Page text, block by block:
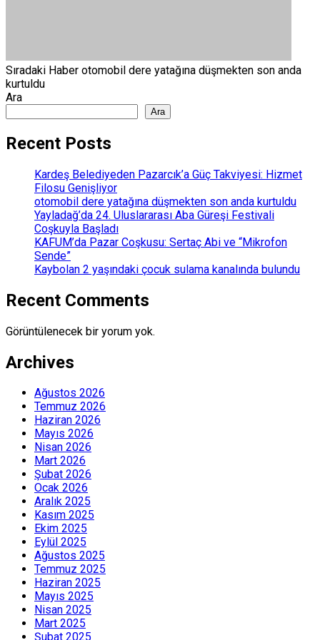
Sıradaki Haber otomobil dere yatağına düşmekten son anda
kurtuldu
Ara
Ara
Recent Posts
Kardeş Belediyeden Pazarcık’a Güç Takviyesi: Hizmet
Filosu Genişliyor
otomobil dere yatağına düşmekten son anda kurtuldu
Yayladağ’da 24. Uluslararası Aba Güreşi Festivali
Coşkuyla Başladı
KAFUM’da Pazar Coşkusu: Sertaç Abi ve “Mikrofon
Sende”
Kaybolan 2 yaşındaki çocuk sulama kanalında bulundu
Recent Comments
Görüntülenecek bir yorum yok.
Archives
Ağustos 2026
Temmuz 2026
Haziran 2026
Mayıs 2026
Nisan 2026
Mart 2026
Şubat 2026
Ocak 2026
Aralık 2025
Kasım 2025
Ekim 2025
Eylül 2025
Ağustos 2025
Temmuz 2025
Haziran 2025
Mayıs 2025
Nisan 2025
Mart 2025
Şubat 2025